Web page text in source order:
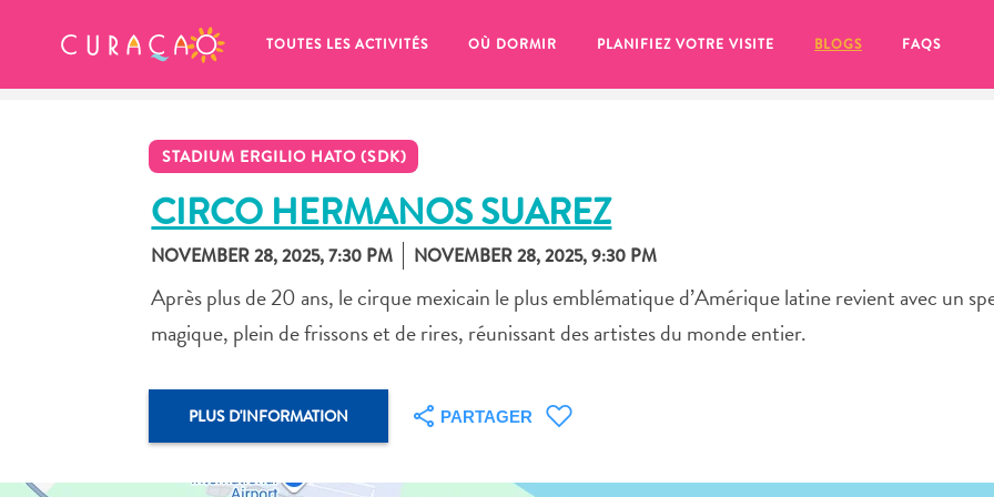
TOUTES LES ACTIVITÉS OÙ DORMIR PLANIFIEZ VOTRE VISITE BLOGS FAQS
STADIUM ERGILIO HATO (SDK)
CIRCO HERMANOS SUAREZ
NOVEMBER 28, 2025, 7:30 PM NOVEMBER 28, 2025, 9:30 PM
Après plus de 20 ans, le cirque mexicain le plus emblématique d’Amérique latine revient avec un
magique, plein de frissons et de rires, réunissant des artistes du monde entier.
PLUS D'INFORMATION PARTAGER
MES FAVORIS
of your favorite places to stay yet.
Chaque fois que vous souhaitez enregistrer quelque chose pour plus tard, assurez-vous de cliquer sur le